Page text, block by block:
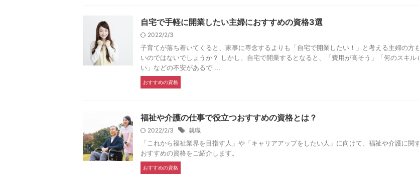
自宅で手軽に開業したい主婦におすすめの資格3選
2022/2/3
子育てが落ち着いてくると、家事に専念するよりも「自宅で開業したい！」と考える主婦の方
いのではないでしょうか？ しかし、自宅で開業するとなると、「費用が高そう」「何のスキル
い」などの不安があるで ...
おすすめの資格
福祉や介護の仕事で役立つおすすめの資格とは？
2022/2/3 就職
「これから福祉業界を目指す人」や「キャリアアップをしたい人」に向けて、福祉や介護に関
おすすめの資格をご紹介します。
おすすめの資格